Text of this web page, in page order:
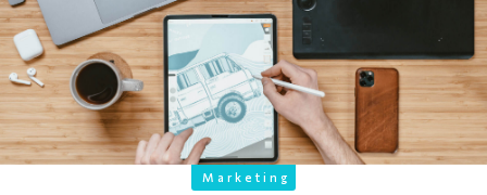
Marketing